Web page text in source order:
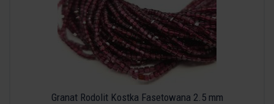
Granat Rodolit Kostka Fasetowana 2.5 mm